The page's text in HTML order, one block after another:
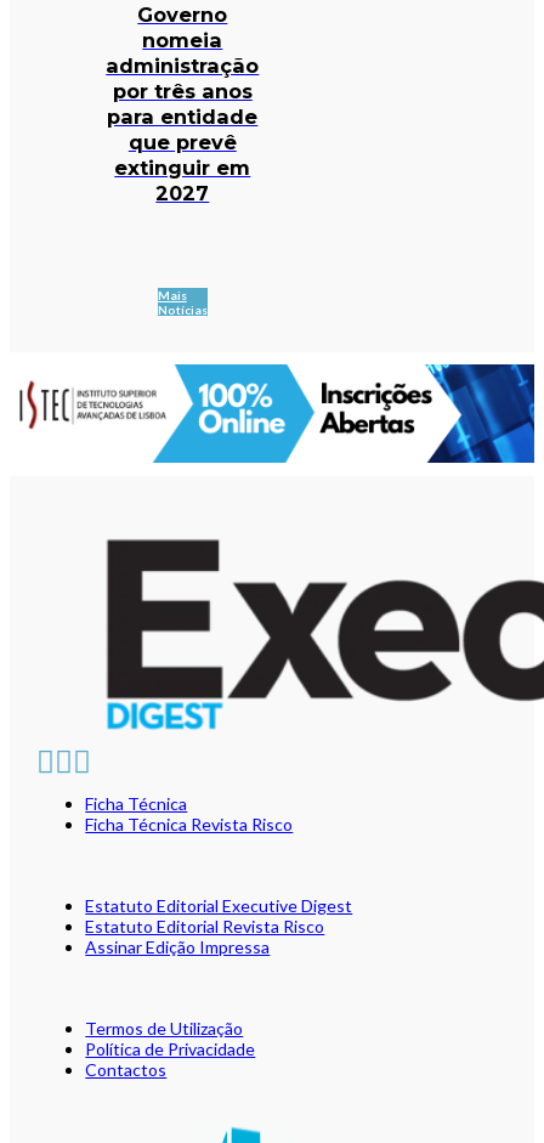
Governo
nomeia
administração
por três anos
para entidade
que prevê
extinguir em
2027
Mais
Notícias
Ficha Técnica
Ficha Técnica Revista Risco
Estatuto Editorial Executive Digest
Estatuto Editorial Revista Risco
Assinar Edição Impressa
Termos de Utilização
Política de Privacidade
Contactos